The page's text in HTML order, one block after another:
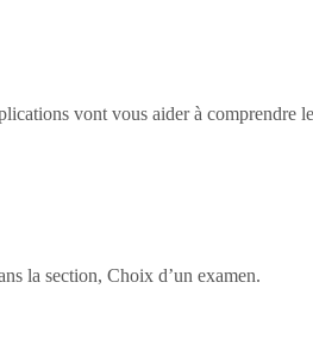
vont vous aider à comprendre
la section, Choix d’un examen.